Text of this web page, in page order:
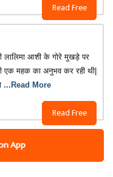
Read Free
Read Free
लालिमा आशी के गोरे मुखड़े पर
एक महक का अनुभव कर रही थी|
...Read More
App